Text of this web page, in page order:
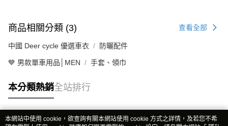
商品相關分類 (3) 查看全部
中國 Deer cycle 優選車衣 防曬配件
💙 男款單車用品│MEN 手套、領巾
本分類熱銷全站排行
本網站中使用 cookie，欲查詢有關本網站使用 cookie 方式之詳情，及若您不希